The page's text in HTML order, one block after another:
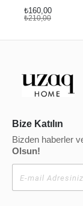
₺160,00
₺210,00
Bize Katılın
Bizden haberler
Olsun!